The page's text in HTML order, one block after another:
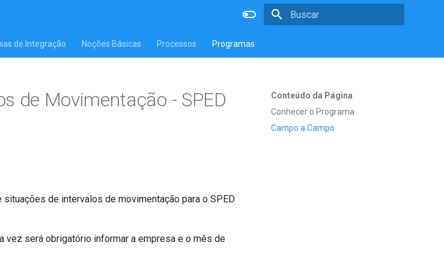
de Integração Noções Básicas Processos Programas
Conteúdo da Página
Conhecer o Programa
Campo a Campo
de Movimentação - SPED
de intervalos de movimentação para o SPED
vez será obrigatório informar a empresa e o mês de